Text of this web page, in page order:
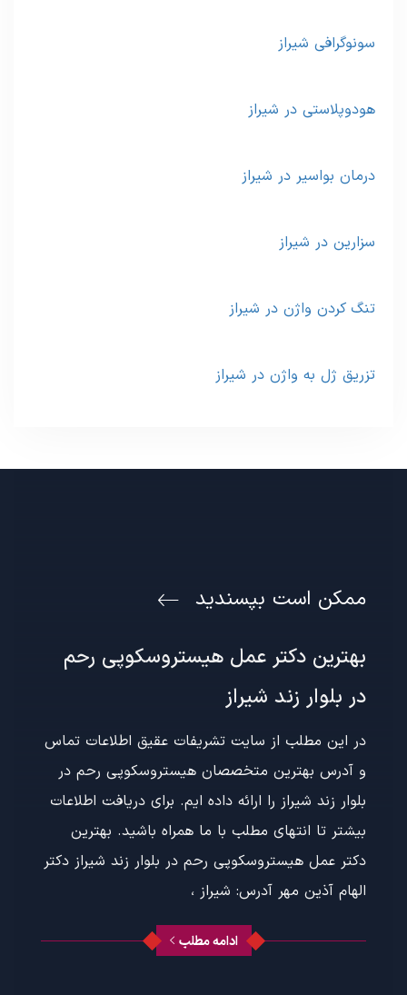
سونوگرافی شیراز
هودوپلاستی در شیراز
درمان بواسیر در شیراز
سزارین در شیراز
تنگ کردن واژن در شیراز
تزریق ژل به واژن در شیراز
ممکن است بپسندید
بهترین دکتر عمل هیستروسکوپی رحم
در بلوار زند شیراز
در این مطلب از سایت تشریفات عقیق اطلاعات تماس
و آدرس بهترین متخصصان هیستروسکوپی رحم در
بلوار زند شیراز را ارائه داده ایم. برای دریافت اطلاعات
بیشتر تا انتهای مطلب با ما همراه باشید. بهترین
دکتر عمل هیستروسکوپی رحم در بلوار زند شیراز دکتر
الهام آذین مهر آدرس: شیراز ،
ادامه مطلب